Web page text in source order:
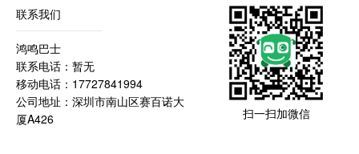
东方丝路,增强企业员工幸福感和...
东方丝路（深圳）科技有限公司项目背景：东方
丝路——ESR亿色是深圳知名数码配件的出口品
牌商，为了增强...
2019-11-18
联系我们
鸿鸣巴士
联系电话：暂无
移动电话：17727841994
公司地址：深圳市南山区赛百诺大
厦A426
扫一扫加微信